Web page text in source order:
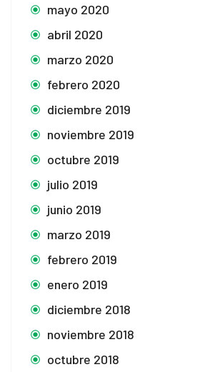
mayo 2020
abril 2020
marzo 2020
febrero 2020
diciembre 2019
noviembre 2019
octubre 2019
julio 2019
junio 2019
marzo 2019
febrero 2019
enero 2019
diciembre 2018
noviembre 2018
octubre 2018